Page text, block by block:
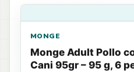
MONGE
Monge Adult Pollo
Cani 95gr – 95 g, 6